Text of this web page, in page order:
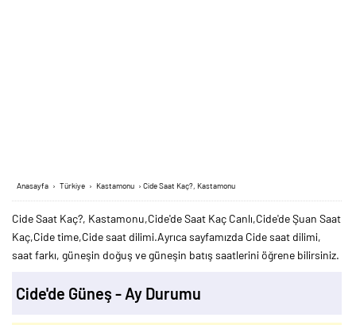
Anasayfa › Türkiye › Kastamonu › Cide Saat Kaç?, Kastamonu
Cide Saat Kaç?, Kastamonu,Cide'de Saat Kaç Canlı,Cide'de Şuan Saat
Kaç,Cide time,Cide saat dilimi.Ayrıca sayfamızda Cide saat dilimi,
saat farkı, güneşin doğuş ve güneşin batış saatlerini öğrene bilirsiniz.
Cide'de Güneş - Ay Durumu